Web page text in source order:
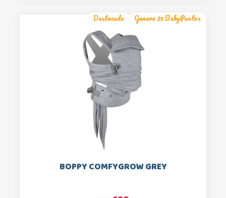
Destacado Genera 25 BabyPuntos
BOPPY COMFYGROW GREY